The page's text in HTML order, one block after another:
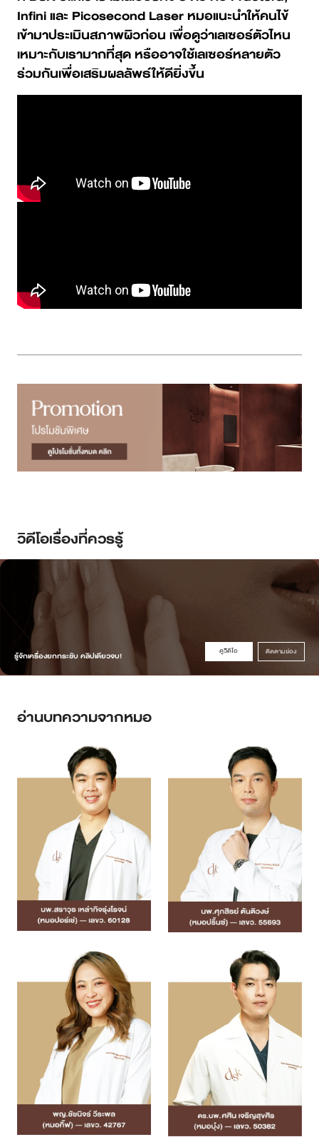
Infini และ Picosecond Laser หมอแนะนำให้คนไข้
เข้ามาประเมินสภาพผิวก่อน เพื่อดูว่าเลเซอร์ตัวไหน
เหมาะกับเรามากที่สุด หรืออาจใช้เลเซอร์หลายตัว
ร่วมกันเพื่อเสริมผลลัพธ์ให้ดียิ่งขึ้น
วิดีโอเรื่องที่ควรรู้
รู้จักเครื่องยกกระชับ คลิปเดียวจบ! ดูวิดิโอ ติดตามช่อง
อ่านบทความจากหมอ